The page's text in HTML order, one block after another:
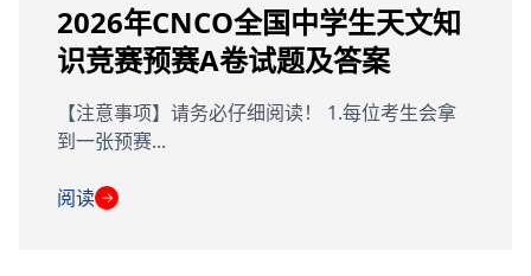
2026年CNCO全国中学生天文知
识竞赛预赛A卷试题及答案
【注意事项】请务必仔细阅读！ 1.每位考生会拿
到一张预赛...
阅读 →